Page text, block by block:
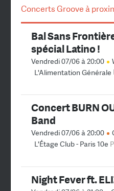
Concerts Groove à
Bal Sans
spécial Latino !
Vendredi 07/06 à 20:00
L'Alimentation Générale
Concert BURN
Band
Vendredi 07/06 à 20:00
L'Étage Club - Paris 10e
Night Fever ft.